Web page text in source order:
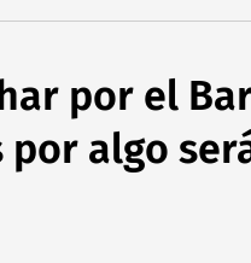
por el
por algo